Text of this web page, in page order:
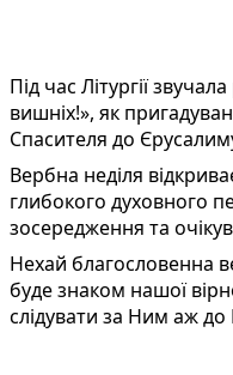
Під час Літургії
вишніх!», як
Спасителя до
Вербна неділя
глибокого духовного
зосередження та
Нехай благословенна
буде знаком нашої
слідувати за Ним аж до